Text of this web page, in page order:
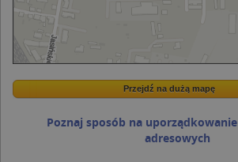
Wstaw tę mapkę na swoją stronę
Przejdź na dużą mapę
Przejdź na dużą mapę
Poznaj sposób na
adresowych